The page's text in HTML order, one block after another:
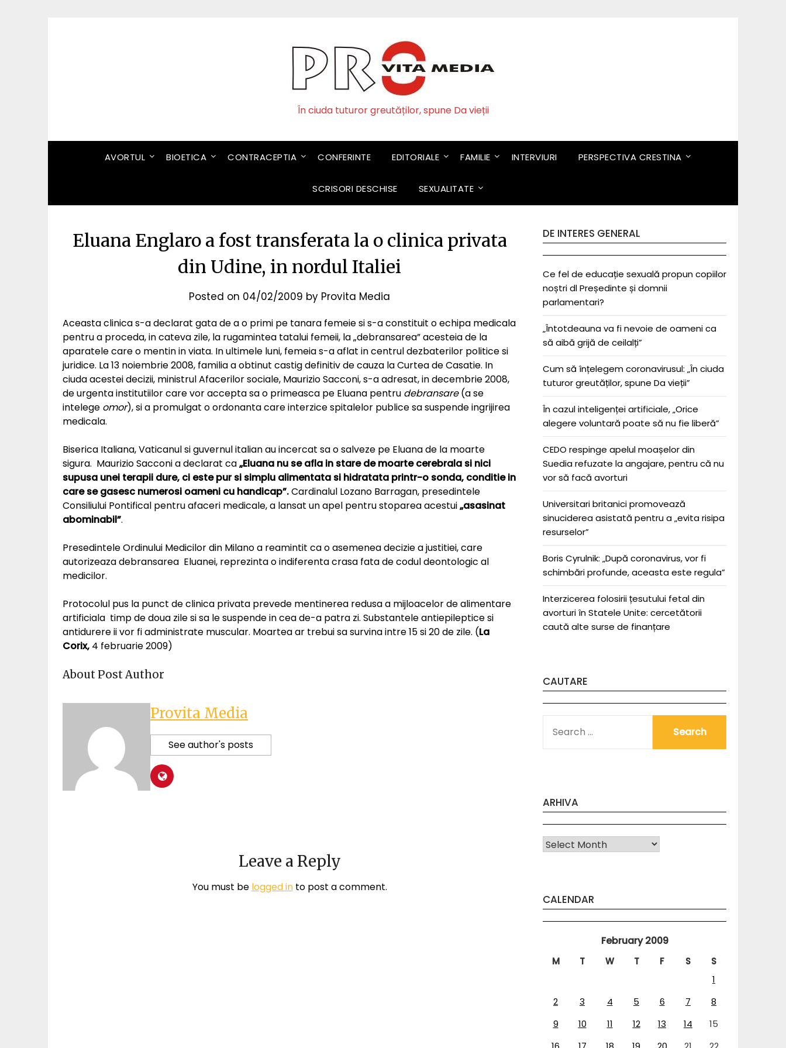
În ciuda tuturor greutăților, spune Da vieții
AVORTUL BIOETICA CONTRACEPTIA CONFERINTE EDITORIALE FAMILIE INTERVIURI PERSPECTIVA CRESTINA
SCRISORI DESCHISE SEXUALITATE
Eluana Englaro a fost transferata la o clinica privata
din Udine, in nordul Italiei
Posted on 04/02/2009 by Provita Media
Aceasta clinica s-a declarat gata de a o primi pe tanara femeie si s-a constituit o echipa medicala
pentru a proceda, in cateva zile, la rugamintea tatalui femeii, la „debransarea” acesteia de la
aparatele care o mentin in viata. In ultimele luni, femeia s-a aflat in centrul dezbaterilor politice si
juridice. La 13 noiembrie 2008, familia a obtinut castig definitiv de cauza la Curtea de Casatie. In
ciuda acestei decizii, ministrul Afacerilor sociale, Maurizio Sacconi, s-a adresat, in decembrie 2008,
de urgenta institutiilor care vor accepta sa o primeasca pe Eluana pentru debransare(a se
intelege omor), si a promulgat o ordonanta care interzice spitalelor publice sa suspende ingrijirea
medicala.
Biserica Italiana, Vaticanul si guvernul italian au incercat sa o salveze pe Eluana de la moarte
sigura. Maurizio Sacconi a declarat ca„Eluana nu se afla in stare de moarte cerebrala si nici
supusa unei terapii dure, ci este pur si simplu alimentata si hidratata printr-o sonda, conditie in
care se gasesc numerosi oameni cu handicap”.Cardinalul Lozano Barragan, presedintele
Consiliului Pontifical pentru afaceri medicale, a lansat un apel pentru stoparea acestui„asasinat
abominabil”.
Presedintele Ordinului Medicilor din Milano a reamintit ca o asemenea decizie a justitiei, care
autorizeaza debransarea Eluanei, reprezinta o indiferenta crasa fata de codul deontologic al
medicilor.
Protocolul pus la punct de clinica privata prevede mentinerea redusa a mijloacelor de alimentare
artificiala timp de doua zile si sa le suspende in cea de-a patra zi. Substantele antiepileptice si
antidurere ii vor fi administrate muscular. Moartea ar trebui sa survina intre 15 si 20 de zile. (La
Corix, 4 februarie 2009)
About Post Author
Provita Media
See author's posts
Leave a Reply
You must be logged into post a comment.
DE INTERES GENERAL
Ce fel de educație sexuală propun copiilor
noștri dl Președinte și domnii
parlamentari?
„Întotdeauna va fi nevoie de oameni ca
să aibă grijă de ceilalți”
Cum să înțelegem coronavirusul: „În ciuda
tuturor greutăților, spune Da vieții”
În cazul inteligenței artificiale, „Orice
alegere voluntară poate să nu fie liberă”
CEDO respinge apelul moașelor din
Suedia refuzate la angajare, pentru că nu
vor să facă avorturi
Universitari britanici promovează
sinuciderea asistată pentru a „evita risipa
resurselor”
Boris Cyrulnik: „După coronavirus, vor fi
schimbări profunde, aceasta este regula”
Interzicerea folosirii țesutului fetal din
avorturi în Statele Unite: cercetătorii
caută alte surse de finanțare
CAUTARE
FOR:
ARHIVA
Arhiva
CALENDAR
February 2009
M T W T F S
S
1
2
3 4 5 6 7
8
9
10 11 12 13 14
15